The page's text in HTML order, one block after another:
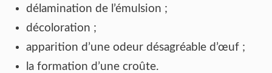
délamination de l’émulsion ;
décoloration ;
apparition d’une odeur désagréable d’œuf ;
la formation d’une croûte.